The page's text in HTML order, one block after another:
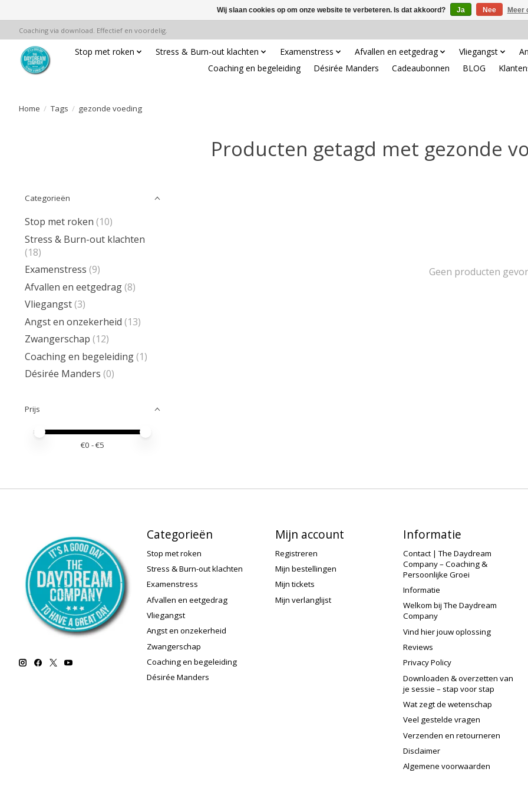
Coaching via download. Effectief en voordelig.
Stop met roken Stress & Burn-out klachten Examenstress Afvallen en eetgedrag Vliegangst
Coaching en begeleiding
Désirée Manders Cadeaubonnen BLOG
Home / Tags / gezonde voeding
Producten getagd met gezonde
Categorieën
Stop met roken (10)
Stress & Burn-out klachten
(18)
Examenstress (9)
Afvallen en eetgedrag(8)
Vliegangst(3)
Angst en onzekerheid (13)
Zwangerschap (12)
Coaching en begeleiding(1)
Désirée Manders (0)
Prijs
Minimale prijswaarde
Price maximum value
€0 - €5
Geen producten
Categorieën
Stop met roken
Stress & Burn-out klachten
Examenstress
Afvallen en eetgedrag
Vliegangst
Angst en onzekerheid
Zwangerschap
Coaching en begeleiding
Désirée Manders
Mijn account
Registreren
Mijn bestellingen
Mijn tickets
Mijn verlanglijst
Informatie
Contact | The Daydream
Company – Coaching &
Persoonlijke Groei
Informatie
Welkom bij The Daydream
Company
Vind hier jouw oplossing
Reviews
Privacy Policy
Downloaden & overzetten van
je sessie – stap voor stap
Wat zegt de wetenschap
Veel gestelde vragen
Verzenden en retourneren
Disclaimer
Algemene voorwaarden
Wij slaan cookies op om onze website te verbeteren. Is dat akkoord? Ja Nee Meer